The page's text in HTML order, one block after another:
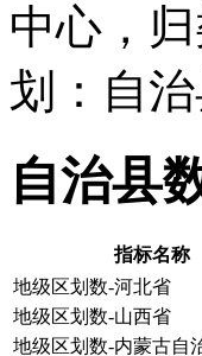
中心，
划：自治
自治县
指标名称
地级区划数-河北省
地级区划数-山西省
地级区划数-内蒙古自